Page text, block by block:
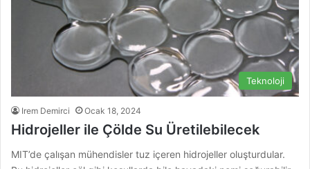
Teknoloji
Irem Demirci Ocak 18, 2024
Hidrojeller ile Çölde Su Üretilebilecek
MIT’de çalışan mühendisler tuz içeren hidrojeller oluşturdular.